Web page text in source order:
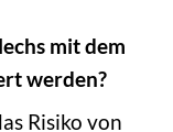
mit dem
werden?
Risiko von